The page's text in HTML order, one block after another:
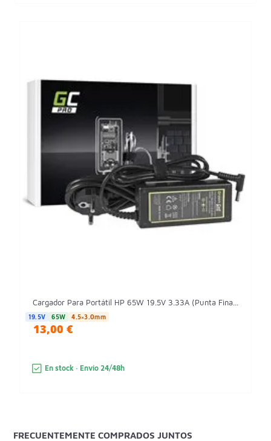
Cargador Para Portátil HP 65W 19.5V 3.33A (Punta Fina...
19.5V 65W 4.5×3.0mm
13,00 €
En stock · Envío 24/48h
FRECUENTEMENTE COMPRADOS JUNTOS